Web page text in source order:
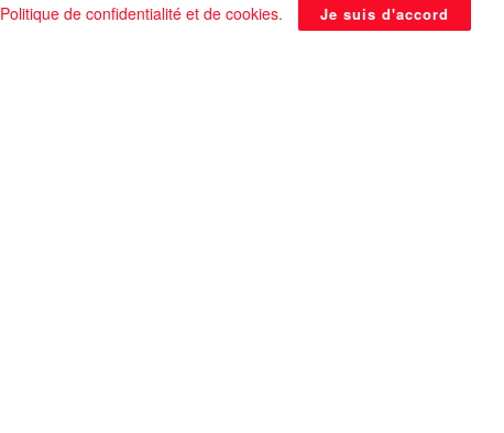
Politique de confidentialité et de cookies. Je suis d'accord